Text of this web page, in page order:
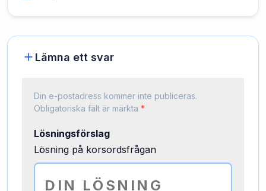
Lämna ett svar
Din e-postadress kommer inte publiceras.
Obligatoriska fält är märkta *
Lösningsförslag
Lösning på korsordsfrågan